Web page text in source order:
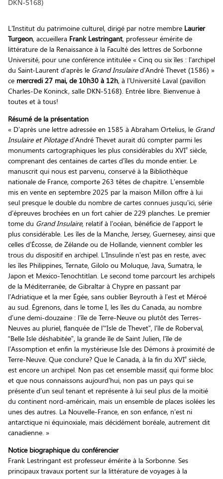
DKN-5168)
L’Institut du patrimoine culturel, dirigé par notre membre Laurier
Turgeon, accueillera Frank Lestringant, professeur émérite de
littérature de la Renaissance à la Faculté des lettres de Sorbonne
Université, pour une conférence intitulée « Cinq ou six îles : l’archipel
du Saint-Laurent d’après le Grand Insulaired’André Thevet (1586) »
ce mercredi 27 mai, de 10h30 à 12h, à l’Université Laval (pavillon
Charles-De Koninck, salle DKN-5168). Entrée libre. Bienvenue à
toutes et à tous!
Résumé de la présentation
« D’après une lettre adressée en 1585 à Abraham Ortelius, le Grand
Insulaire et Pilotaged’André Thevet aurait dû compter parmi les
monuments cartographiques les plus considérables du XVIesiècle,
comprenant des centaines de cartes d’îles du monde entier. Le
manuscrit qui nous est parvenu, conservé à la Bibliothèque
nationale de France, comporte 263 têtes de chapitre. L’ensemble
mis en vente en septembre 2025 par la maison Millon offre à lui
seul presque le double du nombre de cartes connues jusqu’ici, série
d’épreuves brochées en un fort cahier de 229 planches. Le premier
tome du Grand Insulaire, relatif à l’océan, bénéficie de l’apport le
plus considérable. Les îles de la Manche, Jersey, Guernesey, ainsi que
celles d’Écosse, de Zélande ou de Hollande, viennent combler les
trous du dispositif en archipel. L’Insulinde n’est pas en reste, avec
les îles Philippines, Ternate, Gilolo ou Moluque, Java, Sumatra, le
Japon et Mexico-Tenochtitlan. Le second tome parcourt les archipels
de la Méditerranée, de Gibraltar à Chypre en passant par
l’Adriatique et la mer Égée, sans oublier Beyrouth à l’est et Méroé
au sud. Égrenons, dans le tome I, les îles du Canada, au nombre
d’une demi-douzaine : l’île de Terre-Neuve ou plutôt des Terres-
Neuves au pluriel, flanquée de l’“Isle de Thevet”, l’île de Roberval,
“Belle Isle déshabitée”, la grande île de Saint Julien, l’île de
l’Assomption et enfin la mystérieuse Isle des Démons à proximité de
Terre-Neuve. Que conclure? Que le Canada, à la fin du XVIesiècle,
est encore un archipel. Non pas cet ensemble massif, qui forme bloc
et que nous connaissons aujourd’hui, non pas un pays qui se
présente d’un seul tenant et représente à lui seul plus de la moitié
du continent nord-américain, mais un ensemble de places isolées les
unes des autres. La Nouvelle-France, en son enfance, n’est ni
antarctique ni équinoxiale, mais décidément boréale, autrement dit
canadienne. »
Notice biographique du conférencier
Frank Lestringant est professeur émérite à la Sorbonne. Ses
principaux travaux portent sur la littérature de voyages à la